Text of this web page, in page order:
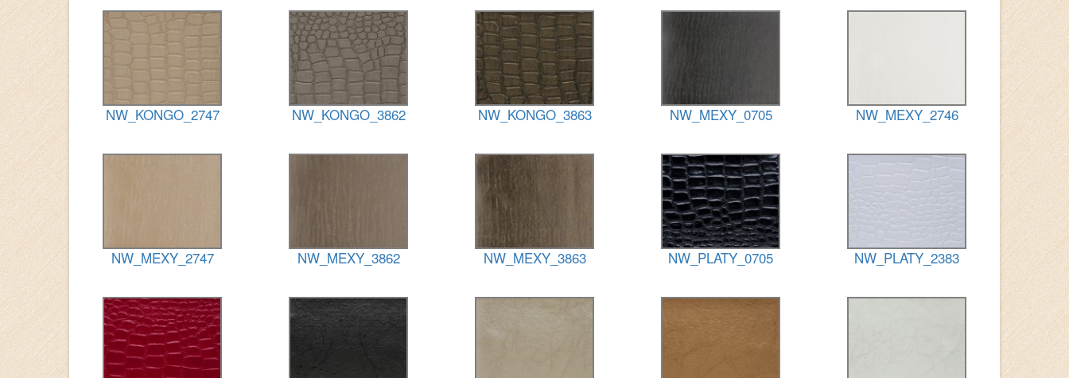
NW_KONGO_2747 NW_KONGO_3862 NW_KONGO_3863 NW_MEXY_0705 NW_MEXY_2746
NW_MEXY_2747 NW_MEXY_3862 NW_MEXY_3863 NW_PLATY_0705 NW_PLATY_2383